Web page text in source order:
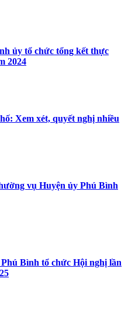
ủy tổ chức tổng kết thực
2024
Xem xét, quyết nghị nhiều
vụ Huyện ủy Phú Bình
Bình tổ chức Hội nghị lần